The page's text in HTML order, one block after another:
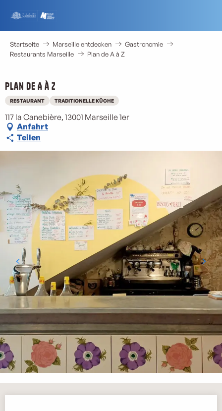
contenu
principal
Startseite Marseille entdecken
Gastronomie
Restaurants Marseille
Plan de A à Z
Plan de A à Z
RESTAURANT TRADITIONELLE KÜCHE
117 la Canebière, 13001 Marseille 1er
Anfahrt
Teilen